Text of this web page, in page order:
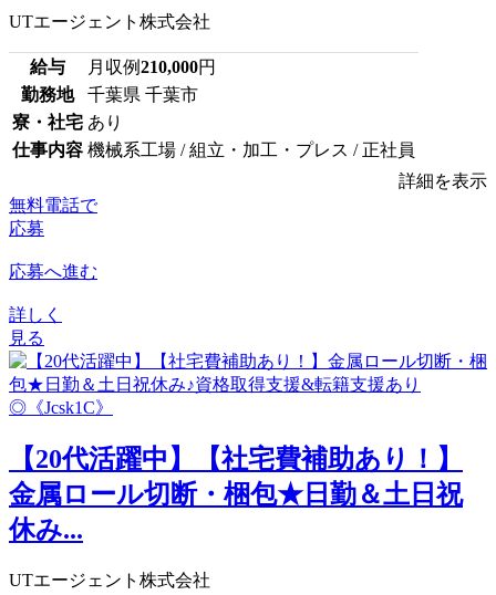
UTエージェント株式会社
給与 月収例210,000円
勤務地
千葉県 千葉市
寮・社宅 あり
仕事内容 機械系工場 / 組立・加工・プレス / 正社員
詳細を表示
無料電話で
応募
応募へ進む
詳しく
見る
【20代活躍中】【社宅費補助あり！】
金属ロール切断・梱包★日勤＆土日祝
休み...
UTエージェント株式会社